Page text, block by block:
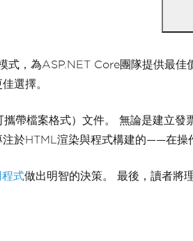
，為ASP.NET Core團隊提供最
選擇。
帶檔案格式）文件。 無論是建立發
於HTML渲染與程式構建的——在操
程式做出明智的決策。 最後，讀者將